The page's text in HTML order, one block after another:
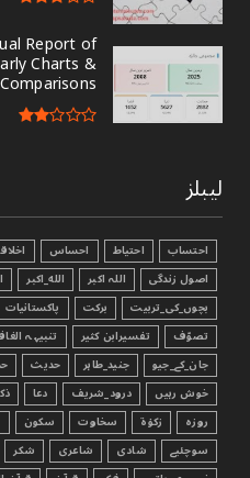
Report of
Charts &
Comparisons
لیبلز
احتساب احتیاط احساس
اصول زندگی
اللہ اکبر الله_اکبر
بچوں_کی_تربیت
برکت پاکستانیات
تصوّف
تفسیرابن کثیر تنبیہہ
جان_کے_جیو
جنید_طاہر حدیث
خوش رہیں
درود_شریف دعا
روزہ
زکوٰۃ سخاوت سکون
سوچئیے
شادی شاعری شکر